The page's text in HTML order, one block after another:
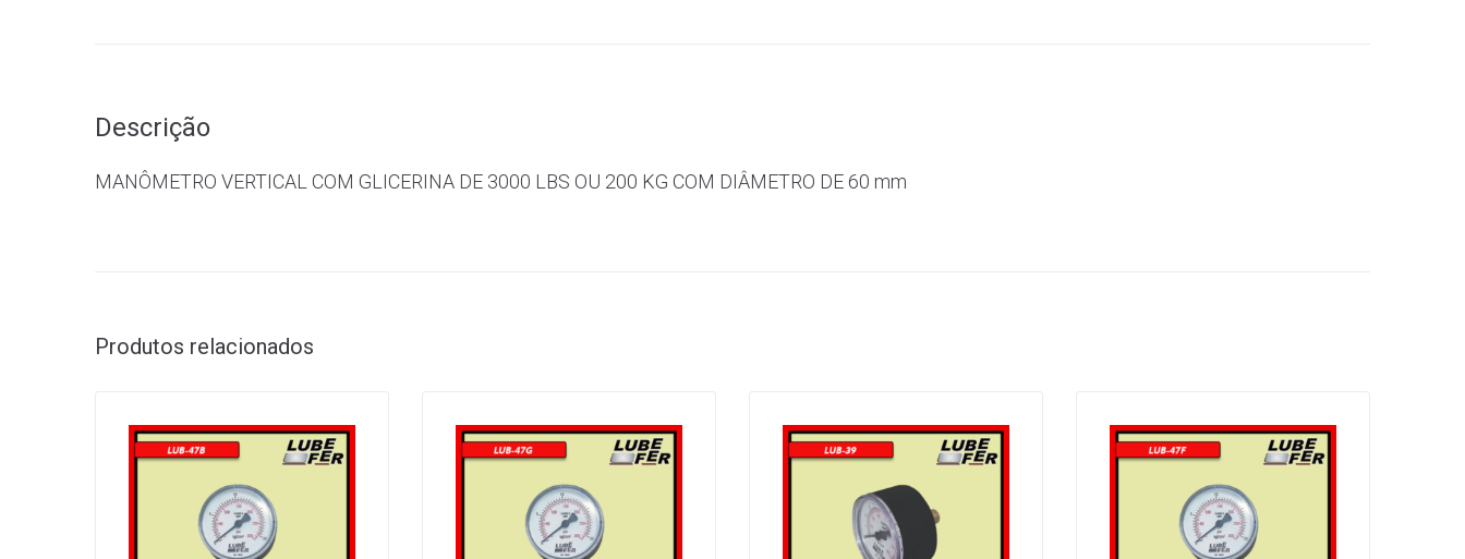
Descrição
MANÔMETRO VERTICAL COM GLICERINA DE 3000 LBS OU 200 KG COM DIÂMETRO DE 60 mm
Produtos relacionados